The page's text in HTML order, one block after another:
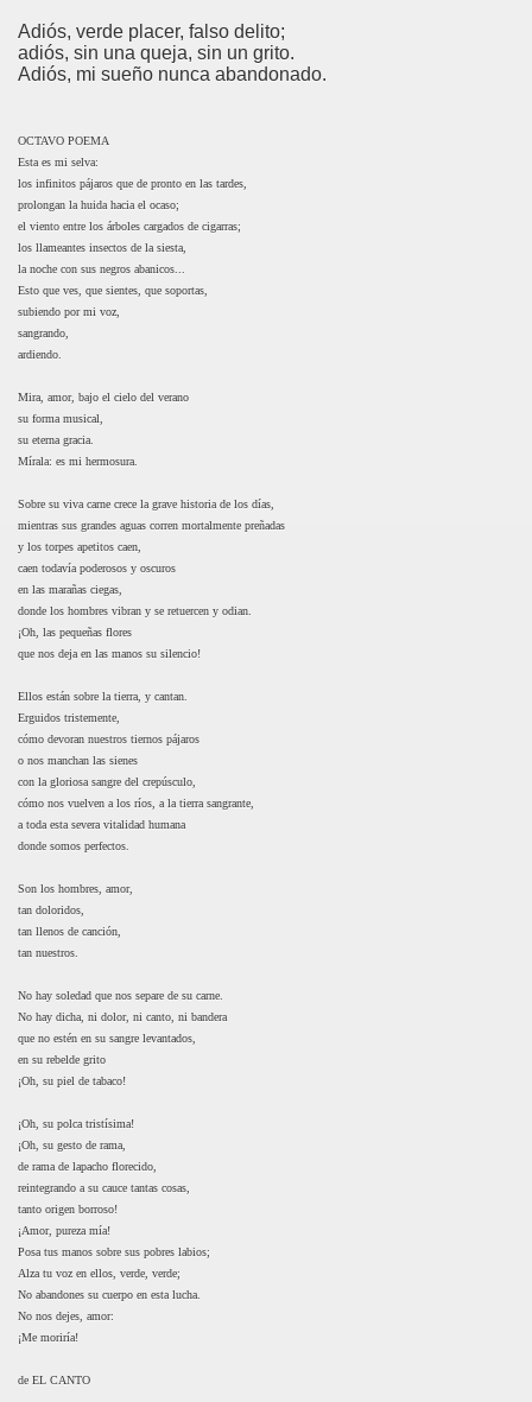
Adiós, verde placer, falso delito;
adiós, sin una queja, sin un grito.
Adiós, mi sueño nunca abandonado.
OCTAVO POEMA
Esta es mi selva:
los infinitos pájaros que de pronto en las tardes,
prolongan la huida hacia el ocaso;
el viento entre los árboles cargados de cigarras;
los llameantes insectos de la siesta,
la noche con sus negros abanicos...
Esto que ves, que sientes, que soportas,
subiendo por mi voz,
sangrando,
ardiendo.
Mira, amor, bajo el cielo del verano
su forma musical,
su eterna gracia.
Mírala: es mi hermosura.
Sobre su viva carne crece la grave historia de los días,
mientras sus grandes aguas corren mortalmente preñadas
y los torpes apetitos caen,
caen todavía poderosos y oscuros
en las marañas ciegas,
donde los hombres vibran y se retuercen y odian.
¡Oh, las pequeñas flores
que nos deja en las manos su silencio!
Ellos están sobre la tierra, y cantan.
Erguidos tristemente,
cómo devoran nuestros tiernos pájaros
o nos manchan las sienes
con la gloriosa sangre del crepúsculo,
cómo nos vuelven a los ríos, a la tierra sangrante,
a toda esta severa vitalidad humana
donde somos perfectos.
Son los hombres, amor,
tan doloridos,
tan llenos de canción,
tan nuestros.
No hay soledad que nos separe de su carne.
No hay dicha, ni dolor, ni canto, ni bandera
que no estén en su sangre levantados,
en su rebelde grito
¡Oh, su piel de tabaco!
¡Oh, su polca tristísima!
¡Oh, su gesto de rama,
de rama de lapacho florecido,
reintegrando a su cauce tantas cosas,
tanto origen borroso!
¡Amor, pureza mía!
Posa tus manos sobre sus pobres labios;
Alza tu voz en ellos, verde, verde;
No abandones su cuerpo en esta lucha.
No nos dejes, amor:
¡Me moriría!
de EL CANTO